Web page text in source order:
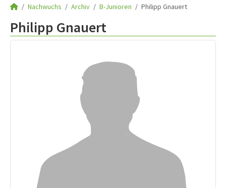
Nachwuchs Archiv B-Junioren Philipp Gnauert
Philipp Gnauert